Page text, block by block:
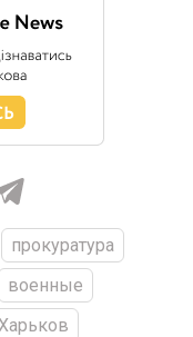
прокуратура
военные
Харьков